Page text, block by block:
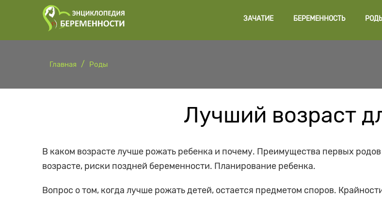
ЗАЧАТИЕ БЕРЕМЕННОСТЬ
Главная Роды
Лучший возраст
В каком возрасте лучше рожать ребенка и почему. Преимущества первых
возрасте, риски поздней беременности. Планирование ребенка.
Вопрос о том, когда лучше рожать детей, остается предметом споров.